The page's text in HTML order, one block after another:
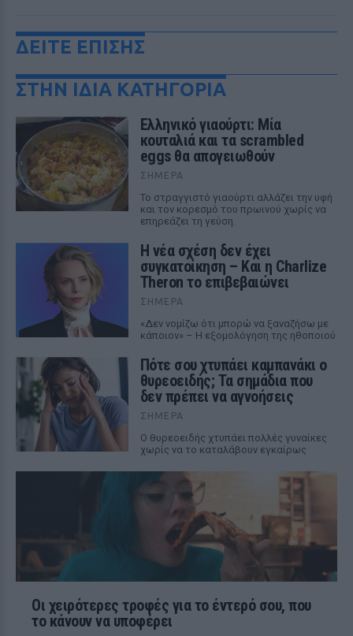
ΔΕΙΤΕ ΕΠΙΣΗΣ
ΣΤΗΝ ΙΔΙΑ ΚΑΤΗΓΟΡΙΑ
Ελληνικό γιαούρτι: Μία
κουταλιά και τα scrambled
eggs θα απογειωθούν
ΣΉΜΕΡΑ
Το στραγγιστό γιαούρτι αλλάζει την υφή
και τον κορεσμό του πρωινού χωρίς να
επηρεάζει τη γεύση.
Η νέα σχέση δεν έχει
συγκατοίκηση – Και η Charlize
Theron το επιβεβαιώνει
ΣΉΜΕΡΑ
«Δεν νομίζω ότι μπορώ να ξαναζήσω με
κάποιον» – Η εξομολόγηση της ηθοποιού
Πότε σου χτυπάει καμπανάκι ο
θυρεοειδής; Τα σημάδια που
δεν πρέπει να αγνοήσεις
ΣΉΜΕΡΑ
Ο θυρεοειδής χτυπάει πολλές γυναίκες
χωρίς να το καταλάβουν εγκαίρως
Οι χειρότερες τροφές για το έντερό σου, που
το κάνουν να υποφέρει